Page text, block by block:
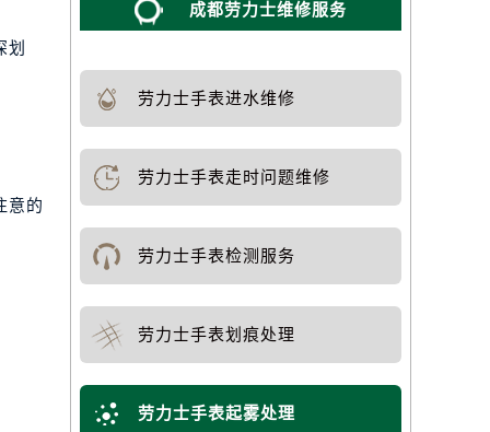
划
意的
成都劳力士维修服务
劳力士手表进水维修
劳力士手表走时问题维修
劳力士手表检测服务
劳力士手表划痕处理
劳力士手表起雾处理